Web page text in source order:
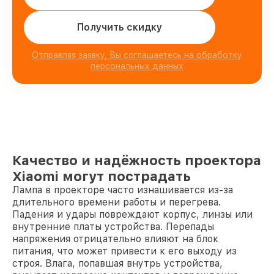
Получить скидку
Отправляя заявку, Вы соглашаетесь на обработку
персональных данных
Качество и надёжность проектора
Xiaomi могут пострадать
Лампа в проекторе часто изнашивается из-за
длительного времени работы и перегрева.
Падения и удары повреждают корпус, линзы или
внутренние платы устройства. Перепады
напряжения отрицательно влияют на блок
питания, что может привести к его выходу из
строя. Влага, попавшая внутрь устройства,